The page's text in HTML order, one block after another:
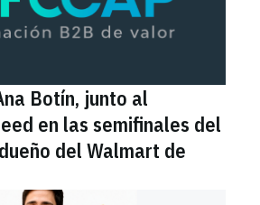
Botín, junto al
en las semifinales del
del Walmart de